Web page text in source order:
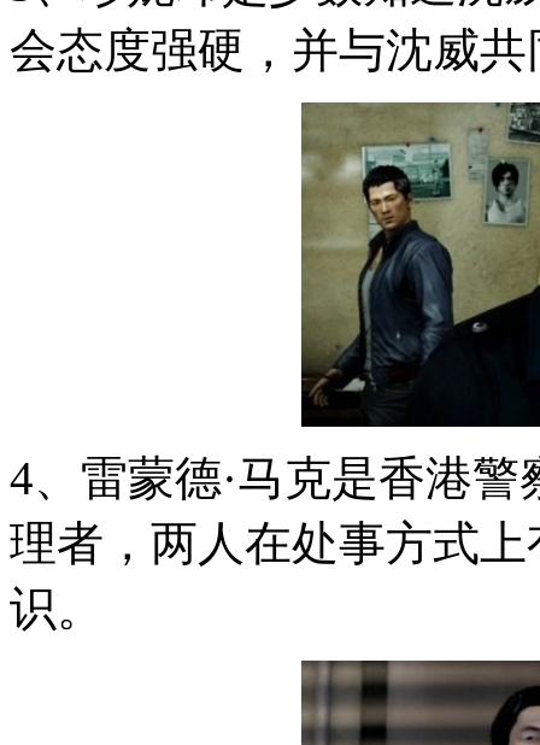
会态度强硬，并与沈威
4、雷蒙德·马克是香港
理者，两人在处事方式
识。